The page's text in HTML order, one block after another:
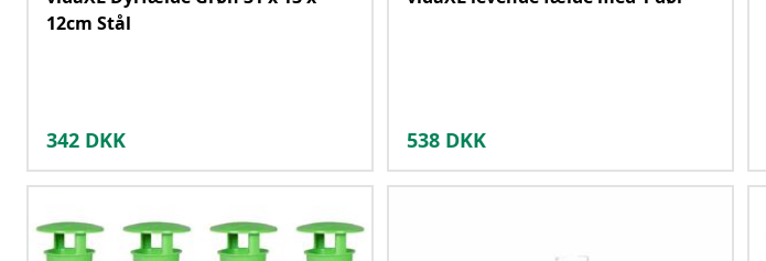
12cm Stål
342 DKK 538 DKK